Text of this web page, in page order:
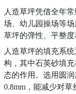
人造草坪凭借全年
场、幼儿园操场等
草坪的弹性、平整度
人造草坪的填充系
构，其中石英砂填
态的作用。选用圆
0.8mm，能减少对